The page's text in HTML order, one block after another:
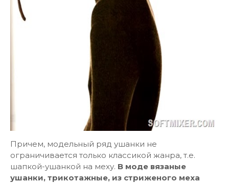
Причем, модельный ряд ушанки не
ограничивается только классикой жанра, т.е.
шапкой-ушанкой на меху. В моде вязаные
ушанки, трикотажные, из стриженого меха